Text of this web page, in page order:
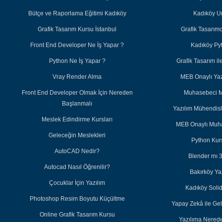
Bütçe ve Raporlama Eğitimi Kadıköy
Grafik Tasarım Kursu İstanbul
Front End Developer Ne İş Yapar ?
Python Ne İş Yapar ?
Vray Render Alma
Front End Developer Olmak İçin Nereden
Başlanmalı
Meslek Edindirme Kursları
Geleceğin Meslekleri
AutoCAD Nedir?
Autocad Nasıl Öğrenilir?
Çocuklar İçin Yazılım
Photoshop Resim Boyutu Küçültme
Online Grafik Tasarım Kursu
Kadıköy
Grafik
Kadıköy
Grafik Tasarım
MEB Onaylı
Muhasebeci
Yazılım
MEB Onaylı
Python
Blender mı
Bakırköy
Kadıköy
Yapay Zekâ ile
Yazılıma